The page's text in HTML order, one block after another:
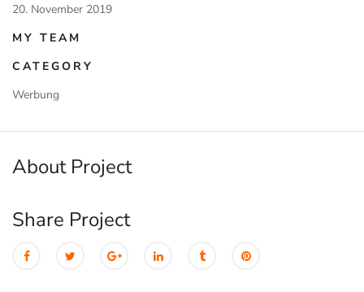
20. November 2019
MY TEAM
CATEGORY
Werbung
About Project
Share Project